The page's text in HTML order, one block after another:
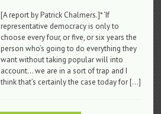
[A report by Patrick Chalmers.]* ‘If
representative democracy is only to
choose every four, or five, or six years the
person who’s going to do everything they
want without taking popular will into
account… we are in a sort of trap and I
think that’s certainly the case today for […]